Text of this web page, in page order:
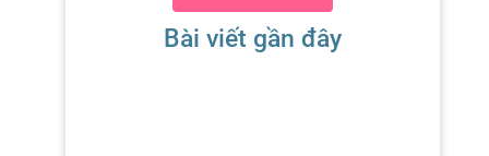
Bài viết gần đây